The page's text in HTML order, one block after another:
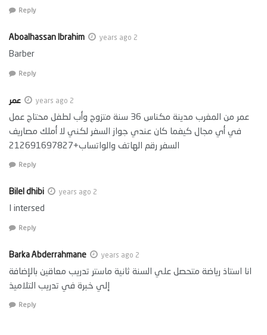
Reply
Aboalhassan Ibrahim 2 years ago
Barber
Reply
عمر 2 years ago
عمر من المغرب مدينة مكناس 36 سنة متزوج وأب لطفل محتاج عمل
في أي مجال كيفما كان عندي جواز السفر لكني لا أملك مصاريف
السفر رقم الهاتف والواتساب+212691697827
Reply
Bilel dhibi 2 years ago
I intersed
Reply
Barka Abderrahmane 2 years ago
انا استاذ رياضة متحصل علي السنة ثانية ماستر تدريب معاقين بالإضافة
إلي خبرة في تدريب التلاميذ
Reply